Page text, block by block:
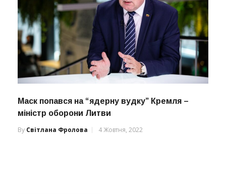
Маск попався на “ядерну вудку” Кремля –
міністр оборони Литви
By Світлана Фролова 4 Жовтня, 2022